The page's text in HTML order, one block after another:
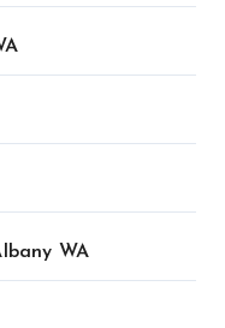
WA